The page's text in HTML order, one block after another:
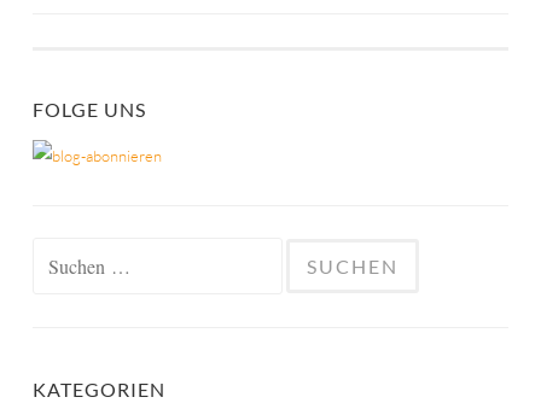
FOLGE UNS
KATEGORIEN